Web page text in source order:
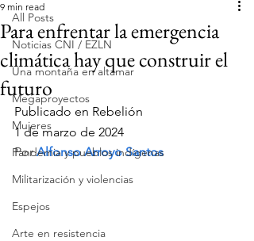
All Posts
Noticias CNI / EZLN
Una montaña en altamar
Megaproyectos
Mujeres
Pandemia y pueblos indígenas
Militarización y violencias
Espejos
Arte en resistencia
Para enfrentar la emergencia
climática hay que construir el
futuro
9 min read
Publicado en Rebelión
1 de marzo de 2024
Por Alfonso Arroyo Santos